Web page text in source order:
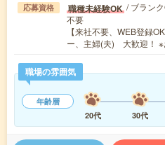
応募資格 職種未経験OK / ブラン
不要
【来社不要、WEB登録
ー、主婦(夫) 大歓迎！
職場の雰囲気
年齢層
20代
30代